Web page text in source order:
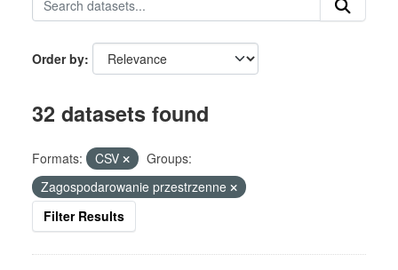
Order by
32 datasets found
Formats: CSV
Groups:
Zagospodarowanie przestrzenne
Filter Results